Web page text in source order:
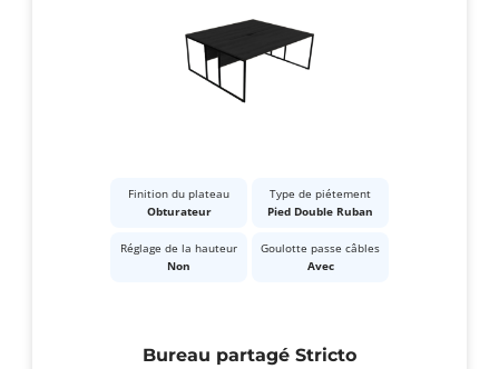
Finition du plateau
Obturateur
Type de piétement
Pied Double Ruban
Réglage de la hauteur
Non
Goulotte passe câbles
Avec
Bureau partagé Stricto